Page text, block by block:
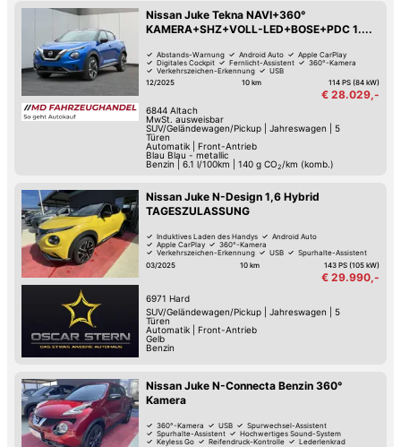
Nissan Juke Tekna NAVI+360°
KAMERA+SHZ+VOLL-LED+BOSE+PDC 1....
Abstands-Warnung Android Auto
Apple CarPlay
Digitales Cockpit
Fernlicht-Assistent
360°-Kamera
Verkehrszeichen-Erkennung
USB
12/2025
10 km 114 PS (84 kW)
€ 28.029,-
6844 Altach
MwSt. ausweisbar
SUV/Geländewagen/Pickup| Jahreswagen
5
Türen
Automatik| Front-Antrieb
Blau Blau - metallic
Benzin
6.1 l/100km 140 g CO2 /km (komb.)
Nissan Juke N-Design 1,6 Hybrid
TAGESZULASSUNG
Induktives Laden des Handys
Android Auto
Apple CarPlay
360°-Kamera
Verkehrszeichen-Erkennung
USB
Spurhalte-Assistent
Hochwertiges Sound-System
03/2025 10 km 143 PS (105 kW)
€ 29.990,-
6971 Hard
SUV/Geländewagen/Pickup| Jahreswagen
5
Türen
Automatik|
Front-Antrieb
Gelb
Benzin
Nissan Juke N-Connecta Benzin 360°
Kamera
360°-Kamera USB
Spurwechsel-Assistent
Spurhalte-Assistent
Hochwertiges Sound-System
Keyless Go
Reifendruck-Kontrolle
Lederlenkrad